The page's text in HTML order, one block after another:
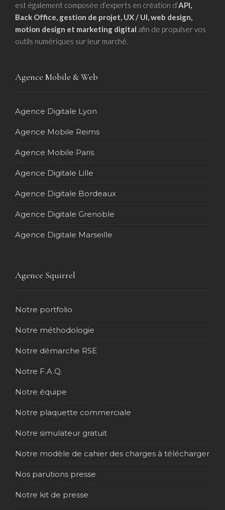
est également composée d’experts en création d’API,
Back Office, gestion de projet, UX / UI, web design,
motion design et marketing digital afin de propulser vos
outils numériques sur leur marché.
Agence Mobile & Web
Agence Digitale Lyon
Agence Mobile Reims
Agence Mobile Paris
Agence Digitale Lille
Agence Digitale Bordeaux
Agence Digitale Grenoble
Agence Digitale Marseille
Agence Squirrel
Notre portfolio
Notre méthodologie
Notre démarche RSE
Notre F.A.Q.
Notre équipe
Notre plaquette commerciale
Notre simulateur gratuit
Notre modèle de cahier des charges à télécharger
Nos parutions presse
Notre kit de presse